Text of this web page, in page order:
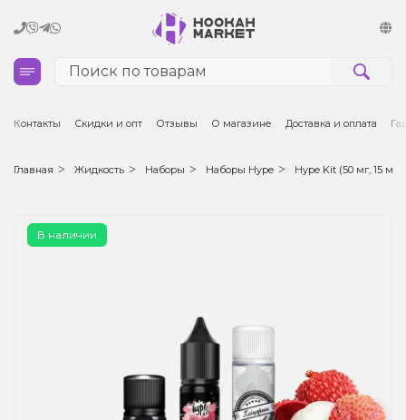
Кальяны
Табак для кальяна и кальянные смеси
Чаши для кальяна
Электронные сигареты (POD)
Комплектующие для POD
Контакты Скидки и опт Отзывы О магазине Доставка и оплата
Главная Жидкость Наборы Наборы Hype Hype Kit (50 мг, 15 мл)
В наличии